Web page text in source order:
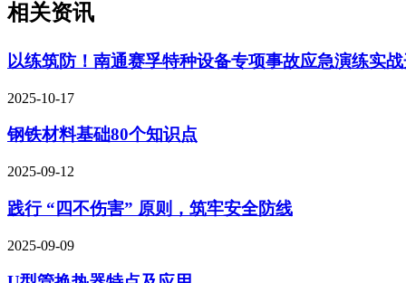
相关资讯
以练筑防！南通赛孚特种设备专项事故应急演练实
2025-10-17
钢铁材料基础80个知识点
2025-09-12
践行 “四不伤害” 原则，筑牢安全防线
2025-09-09